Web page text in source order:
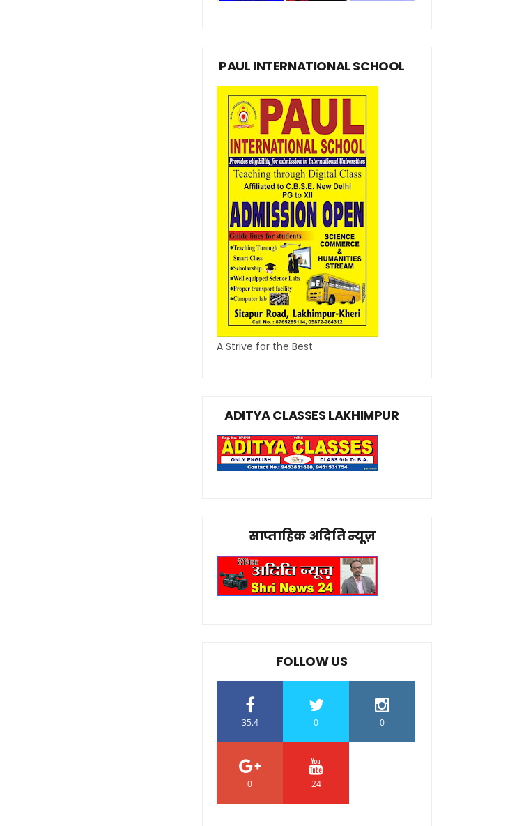
PAUL INTERNATIONAL SCHOOL
A Strive for the Best
ADITYA CLASSES LAKHIMPUR
साप्ताहिक अदिति न्यूज़
FOLLOW US
35.4 0 0
0 24